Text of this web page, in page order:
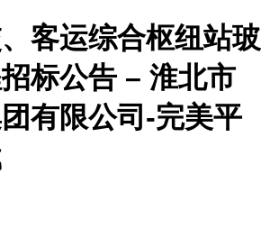
客运综合枢纽站玻
标公告 – 淮北市
有限公司-完美平